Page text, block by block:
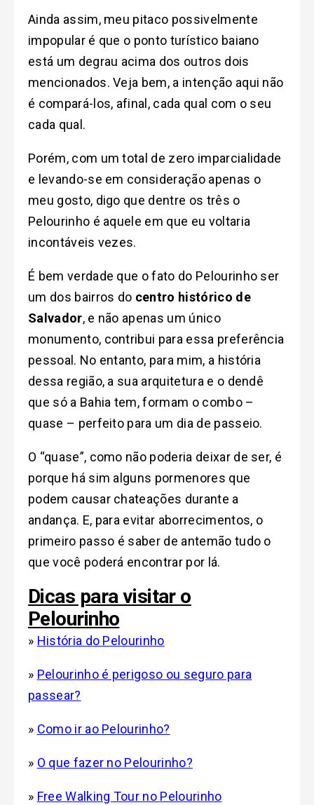
Ainda assim, meu pitaco possivelmente
impopular é que o ponto turístico baiano
está um degrau acima dos outros dois
mencionados. Veja bem, a intenção aqui não
é compará-los, afinal, cada qual com o seu
cada qual.
Porém, com um total de zero imparcialidade
e levando-se em consideração apenas o
meu gosto, digo que dentre os três o
Pelourinho é aquele em que eu voltaria
incontáveis vezes.
É bem verdade que o fato do Pelourinho ser
um dos bairros do centro histórico de
Salvador, e não apenas um único
monumento, contribui para essa preferência
pessoal. No entanto, para mim, a história
dessa região, a sua arquitetura e o dendê
que só a Bahia tem, formam o combo –
quase – perfeito para um dia de passeio.
O “quase”, como não poderia deixar de ser, é
porque há sim alguns pormenores que
podem causar chateações durante a
andança. E, para evitar aborrecimentos, o
primeiro passo é saber de antemão tudo o
que você poderá encontrar por lá.
Dicas para visitar o
Pelourinho
» História do Pelourinho
» Pelourinho é perigoso ou seguro para
passear?
» Como ir ao Pelourinho?
» O que fazer no Pelourinho?
» Free Walking Tour no Pelourinho